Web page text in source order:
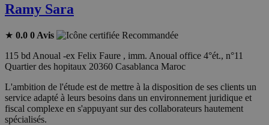
Ramy Sara
★ 0.0 0 Avis
Recommandée
115 bd Anoual -ex Felix Faure , imm. Anoual office 4°ét., n°11
Quartier des hopitaux 20360 Casablanca Maroc
L'ambition de l'étude est de mettre à la disposition de ses clients un
service adapté à leurs besoins dans un environnement juridique et
fiscal complexe en s'appuyant sur des collaborateurs hautement
spécialisés.